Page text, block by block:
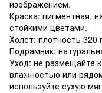
изображением.
Краска: пигментная,
стойкими цветами.
Холст: плотность 320
Подрамник:
Уход: не размещайте
влажностью или
используйте сухую